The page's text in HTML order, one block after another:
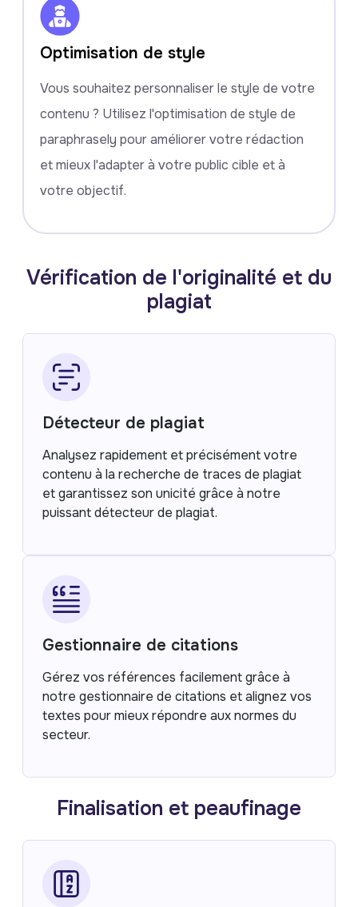
Optimisation de style
Vous souhaitez personnaliser le style de votre
contenu ? Utilisez l'optimisation de style de
paraphrasely pour améliorer votre rédaction
et mieux l'adapter à votre public cible et à
votre objectif.
Vérification de l'originalité et du
plagiat
Détecteur de plagiat
Analysez rapidement et précisément votre
contenu à la recherche de traces de plagiat
et garantissez son unicité grâce à notre
puissant détecteur de plagiat.
Gestionnaire de citations
Gérez vos références facilement grâce à
notre gestionnaire de citations et alignez vos
textes pour mieux répondre aux normes du
secteur.
Finalisation et peaufinage